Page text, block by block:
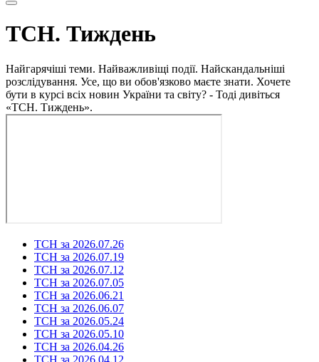
ТСН. Тиждень
Найгарячіші теми. Найважливіщі події. Найскандальніші
розслідування. Усе, що ви обов'язково маєте знати. Хочете
бути в курсі всіх новин України та світу? - Тоді дивіться
«ТСН. Тиждень».
ТСН за 2026.07.26
ТСН за 2026.07.19
ТСН за 2026.07.12
ТСН за 2026.07.05
ТСН за 2026.06.21
ТСН за 2026.06.07
ТСН за 2026.05.24
ТСН за 2026.05.10
ТСН за 2026.04.26
ТСН за 2026.04.12